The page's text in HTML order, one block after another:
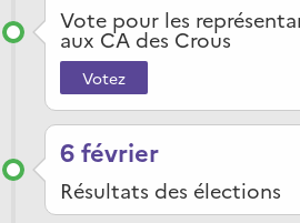
Vote pour les
aux CA des Crous
Votez
6 février
Résultats des élections